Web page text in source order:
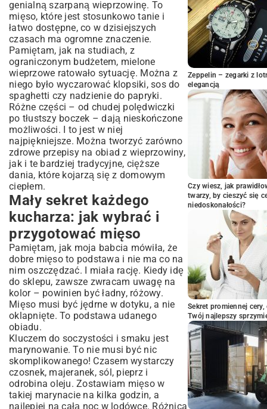
początkujących
Magia wolnego pieczenia, czyli łopatka
w roli głównej
Mielone inaczej. Kreatywne pomysły na
obiad
Piekarnik robi robotę za Ciebie
Czy wieprzowina może być fit? Jasne, że
tak!
Niedziela, czyli tradycja na talerzu
Moje patenty, które zawsze się
sprawdzają
genialną szarpaną wieprzowinę. To
mięso, które jest stosunkowo tanie i
łatwo dostępne, co w dzisiejszych
czasach ma ogromne znaczenie.
Pamiętam, jak na studiach, z
ograniczonym budżetem, mielone
wieprzowe ratowało sytuację. Można z
niego było wyczarować klopsiki, sos do
spaghetti czy nadzienie do papryki.
Różne części – od chudej polędwiczki
po tłustszy boczek – dają nieskończone
możliwości. I to jest w niej
najpiękniejsze. Można tworzyć zarówno
zdrowe przepisy na obiad z wieprzowiny,
jak i te bardziej tradycyjne, cięższe
dania, które kojarzą się z domowym
ciepłem.
Mały sekret każdego
kucharza: jak wybrać i
przygotować mięso
Pamiętam, jak moja babcia mówiła, że
dobre mięso to podstawa i nie ma co na
nim oszczędzać. I miała rację. Kiedy idę
do sklepu, zawsze zwracam uwagę na
kolor – powinien być ładny, różowy.
Mięso musi być jędrne w dotyku, a nie
oklapnięte. To podstawa udanego
obiadu.
Kluczem do soczystości i smaku jest
marynowanie. To nie musi być nic
skomplikowanego! Czasem wystarczy
czosnek, majeranek, sól, pieprz i
odrobina oleju. Zostawiam mięso w
takiej marynacie na kilka godzin, a
najlepiej na całą noc w lodówce. Różnica
Zeppelin – zegarki z
elegancją
Czy wiesz, jak
twarzy, by cieszyć się
niedoskonałości?
Sekret promiennej
Twój najlepszy